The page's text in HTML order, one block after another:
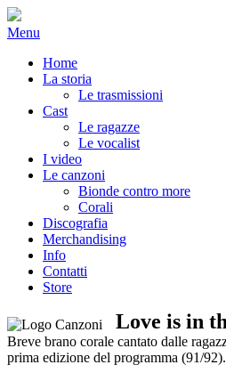
Passa
al
Menu
Home
La storia
Le trasmissioni
Cast
Le ragazze
Le vocalist
I video
Le canzoni
Bionde contro more
Corali
Discografia
Merchandising
Info
Contatti
Store
Love is in
Breve brano corale cantato dalle
prima edizione del programma (91/